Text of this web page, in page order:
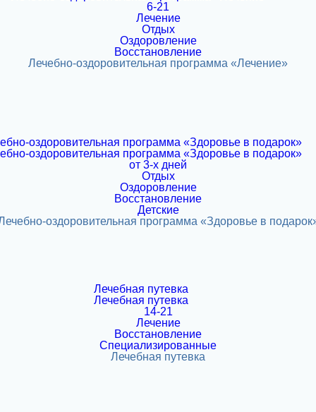
6-21
Лечение
Отдых
Оздоровление
Восстановление
от 3-х дней
Отдых
Оздоровление
Восстановление
Детские
14-21
Лечение
Восстановление
Специализированные